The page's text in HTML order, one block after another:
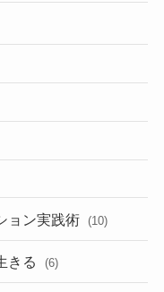
ョン実践術 (10)
きる (6)